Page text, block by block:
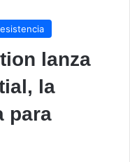
lanza
la
para